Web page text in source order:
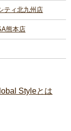
ティ北九州店
熊本店